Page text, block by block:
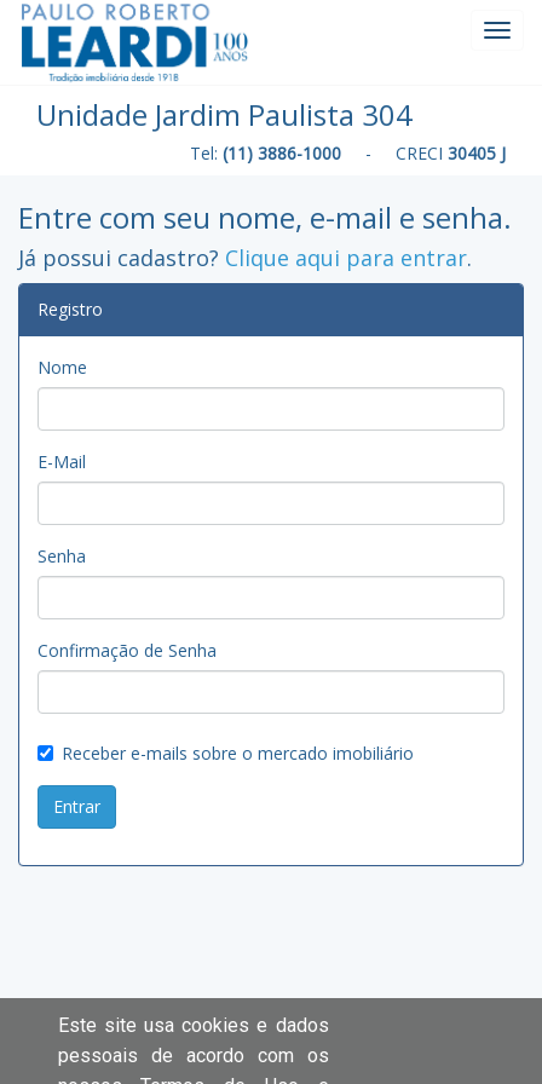
Unidade Jardim Paulista 304
Tel: (11) 3886-1000 - CRECI 30405 J
Entre com seu nome, e-mail e senha.
Já possui cadastro? Clique aqui para entrar.
Registro
Nome
E-Mail
Senha
Confirmação de Senha
Receber e-mails sobre o mercado imobiliário
Entrar
Este site usa cookies e dados
pessoais de acordo com os